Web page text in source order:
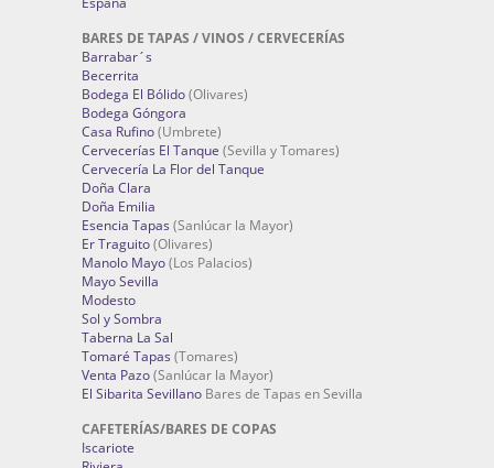
BARES DE TAPAS / VINOS / CERVECERÍAS
Barrabar´s
Becerrita
Bodega El Bólido(Olivares)
Bodega Góngora
Casa Rufino(Umbrete)
Cervecerías El Tanque (Sevilla y Tomares)
Cervecería La Flor del Tanque
Doña Clara
Doña Emilia
Esencia Tapas (Sanlúcar la Mayor)
Er Traguito(Olivares)
Manolo Mayo(Los Palacios)
Mayo Sevilla
Modesto
Sol y Sombra
Taberna La Sal
Tomaré Tapas (Tomares)
Venta Pazo(Sanlúcar la Mayor)
El Sibarita Sevillano Bares de Tapas en Sevilla
CAFETERÍAS/BARES DE COPAS
Iscariote